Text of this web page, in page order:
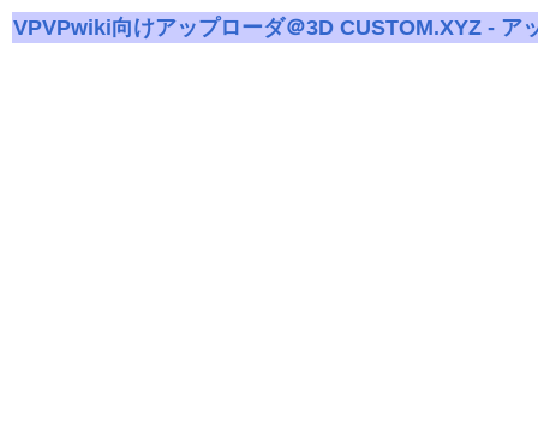
VPVPwiki向けアップローダ＠3D CUSTOM.XYZ - ア